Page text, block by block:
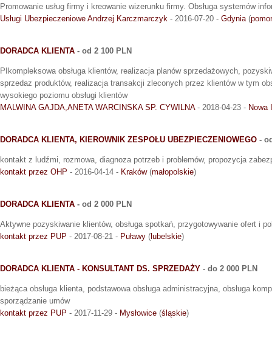
Promowanie usług firmy i kreowanie wizerunku firmy. Obsługa systemów
Usługi Ubezpieczeniowe Andrzej Karczmarczyk - 2016-07-20 - Gdynia(
DORADCA KLIENTA - od 2 100 PLN
PIkompleksowa obsługa klientów, realizacja planów sprzedażowych,
sprzedaz produktów, realizacja transakcji zleconych przez klientów w tym
wysokiego poziomu obsługi klientów
MALWINA GAJDA,ANETA WARCINSKA SP. CYWILNA- 2018-04-23 - Nowa
DORADCA KLIENTA, KIEROWNIK ZESPOŁU UBEZPIECZENIOWEGO -
kontakt z ludźmi, rozmowa, diagnoza potrzeb i problemów, propozycja
kontakt przez OHP - 2016-04-14 - Kraków(małopolskie)
DORADCA KLIENTA - od 2 000 PLN
Aktywne pozyskiwanie klientów, obsługa spotkań, przygotowywanie ofert i
kontakt przez PUP - 2017-08-21 - Puławy ( lubelskie)
DORADCA KLIENTA - KONSULTANT DS. SPRZEDAŻY - do 2 000 PLN
bieżąca obsługa klienta, podstawowa obsługa administracyjna, obsługa
sporządzanie umów
kontakt przez PUP - 2017-11-29 - Mysłowice (śląskie)